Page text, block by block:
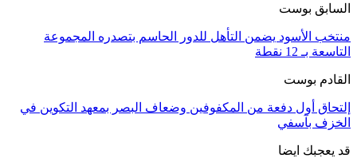
السابق بوست
منتخب الأسود يضمن التأهل للدور الحاسم بتصدره المجموعة
التاسعة بـ 12 نقطة
القادم بوست
إلتحاق أول دفعة من المكفوفين وضعاف البصر بمعهد التكوين في
الخزف بآسفي
قد يعجبك ايضا